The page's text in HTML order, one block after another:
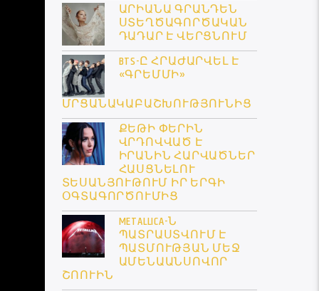
ԱՐԻԱՆԱ ԳՐԱՆԴԵՆ
ՍՏԵՂԾԱԳՈՐԾԱԿԱՆ
ԴԱԴԱՐ Է ՎԵՐՑՆՈՒՄ
BTS-Ը ՀՐԱԺԱՐՎԵԼ Է
«ԳՐԵՄՄԻ»
ՄՐՑԱՆԱԿԱԲԱՇԽՈՒԹՅՈՒՆԻՑ
ՔԵԹԻ ՓԵՐԻՆ
ՎՐԴՈՎՎԱԾ Է
ԻՐԱՆԻՆ ՀԱՐՎԱԾՆԵՐ
ՀԱՍՑՆԵԼՈՒ
ՏԵՍԱՆՅՈՒԹՈՒՄ ԻՐ ԵՐԳԻ
ՕԳՏԱԳՈՐԾՈՒՄԻՑ
METALLICA-Ն
ՊԱՏՐԱՍՏՎՈՒՄ Է
ՊԱՏՄՈՒԹՅԱՆ ՄԵՋ
ԱՄԵՆԱԱՆՍՈՎՈՐ
ՇՈՈՒԻՆ